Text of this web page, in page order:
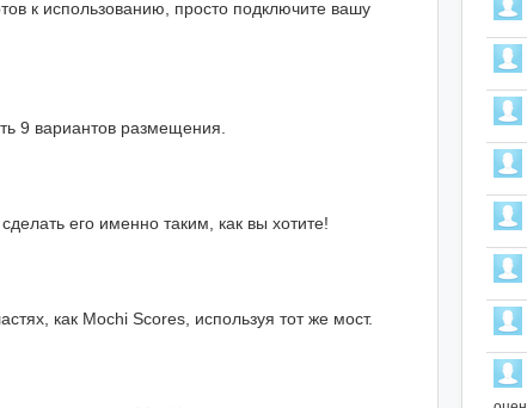
к использованию, просто подключите вашу
9 вариантов размещения.
его именно таким, как вы хотите!
как Mochi Scores, используя тот же мост.